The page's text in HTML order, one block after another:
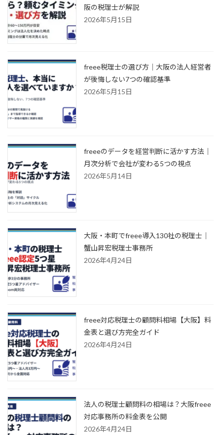
阪の税理士が解説
2026年5月15日
freee税理士の選び方｜大阪の法人経営者
が後悔しない7つの確認基準
2026年5月15日
freeeのデータを経営判断に活かす方法｜
月次分析で会社が変わる5つの視点
2026年5月14日
大阪・本町でfreee導入130社の税理士｜
蟹山昇宏税理士事務所
2026年4月24日
freee対応税理士の顧問料相場【大阪】料
金表と選び方完全ガイド
2026年4月24日
法人の税理士顧問料の相場は？大阪freee
対応事務所の料金表を公開
2026年4月24日